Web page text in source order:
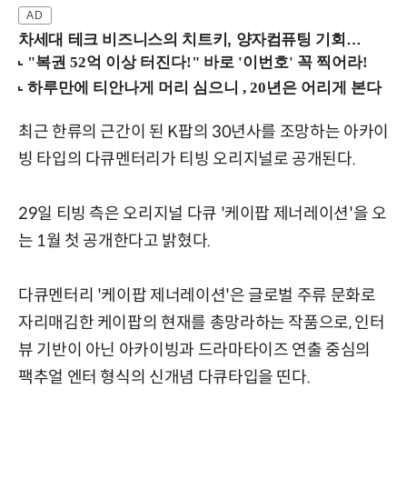
차세대 테크 비즈니스의 치트키, 양자컴퓨팅 기회를 선점하라! (8/28 강남역)
최근 한류의 근간이 된 K팝의 30년사를 조망하는 아카이
빙 타입의 다큐멘터리가 티빙 오리지널로 공개된다.
29일 티빙 측은 오리지널 다큐 '케이팝 제너레이션'을 오
는 1월 첫 공개한다고 밝혔다.
다큐멘터리 '케이팝 제너레이션'은 글로벌 주류 문화로
자리매김한 케이팝의 현재를 총망라하는 작품으로, 인터
뷰 기반이 아닌 아카이빙과 드라마타이즈 연출 중심의
팩추얼 엔터 형식의 신개념 다큐타입을 띤다.